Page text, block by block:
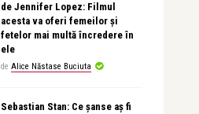
de Jennifer Lopez: Filmul
acesta va oferi femeilor și
fetelor mai multă încredere în
ele
de Alice Năstase Buciuta
Sebastian Stan: Ce șanse aș fi